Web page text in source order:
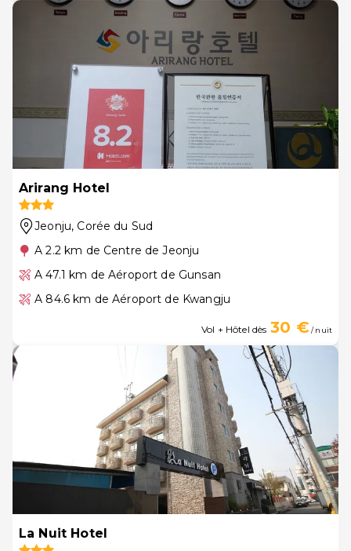
Arirang Hotel
Jeonju, Corée du Sud
A 2.2 km de Centre de Jeonju
A 47.1 km de Aéroport de Gunsan
A 84.6 km de Aéroport de Kwangju
Vol + Hôtel dès 30 €/ nuit
La Nuit Hotel